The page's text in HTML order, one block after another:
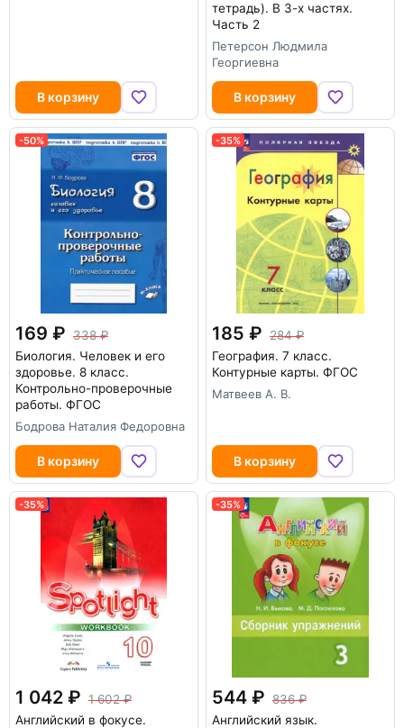
В корзину
тетрадь). В 3-х частях.
Часть 2
Петерсон Людмила
Георгиевна
В корзину
-50%
169
338
Биология. Человек и его
здоровье. 8 класс.
Контрольно-проверочные
работы. ФГОС
Бодрова Наталия Федоровна
В корзину
-35%
185
284
География. 7 класс.
Контурные карты. ФГОС
Матвеев А. В.
В корзину
-35%
1 042
1 602
Английский в фокусе.
-35%
544
836
Английский язык.